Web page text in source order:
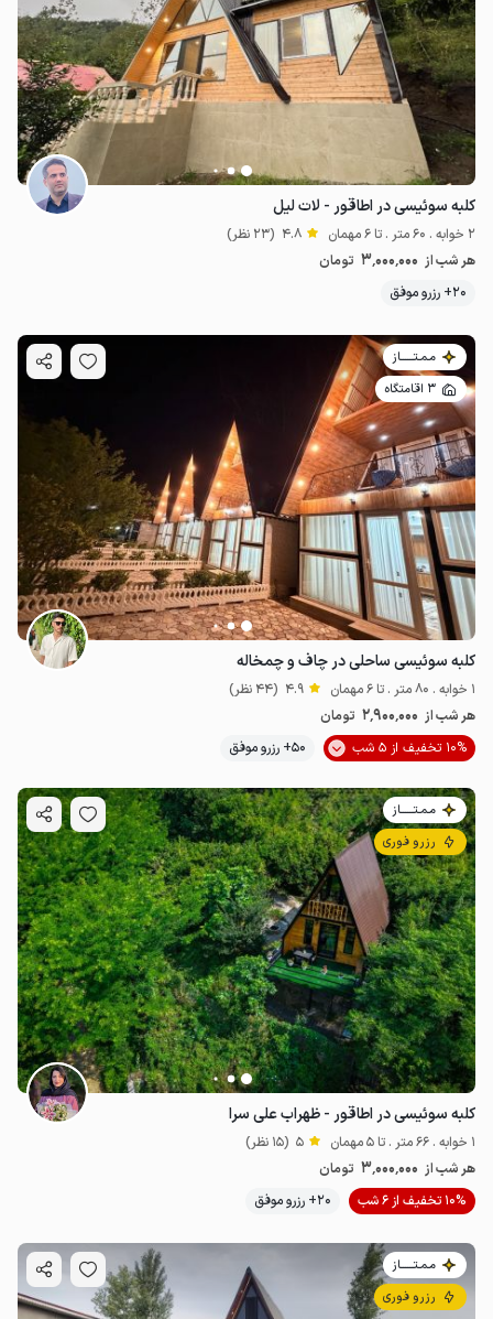
3.5میلیون ت 4.5
3.6میلیون ت 4.5
کلبه سوئیسی در اطاقور - لات لیل
2 خوابه . 60 متر . تا 6 مهمان 4.8 (23 نظر)
هر شب از 3٬000٬000 تومان
20+ رزرو موفق
مـمـتــــــاز
3 اقامتگاه
کلبه سوئیسی ساحلی در چاف و چمخاله
1 خوابه . 80 متر . تا 6 مهمان 4.9 (44 نظر)
هر شب از 2٬900٬000 تومان
10% تخفیف از 5 شب
50+ رزرو موفق
مـمـتــــــاز
رزرو فوری
کلبه سوئیسی در اطاقور - ظهراب علی سرا
1 خوابه . 66 متر . تا 5 مهمان 5 (15 نظر)
هر شب از 3٬000٬000 تومان
10% تخفیف از 6 شب
20+ رزرو موفق
مـمـتــــــاز
رزرو فوری